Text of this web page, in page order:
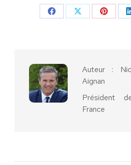
PartagerPartager
Auteur :
Aignan
Président
France